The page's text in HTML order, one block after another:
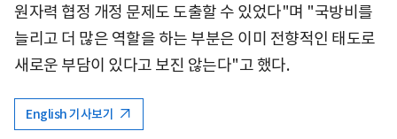
원자력 협정 개정 문제도 도출할 수 있었다"며 "국방비를
늘리고 더 많은 역할을 하는 부분은 이미 전향적인 태도로
새로운 부담이 있다고 보진 않는다"고 했다.
English 기사보기